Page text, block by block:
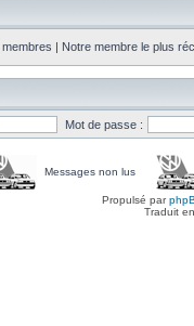
membres | Notre membre le plus
Mot de passe :
Messages non lus
Propulsé par
Traduit